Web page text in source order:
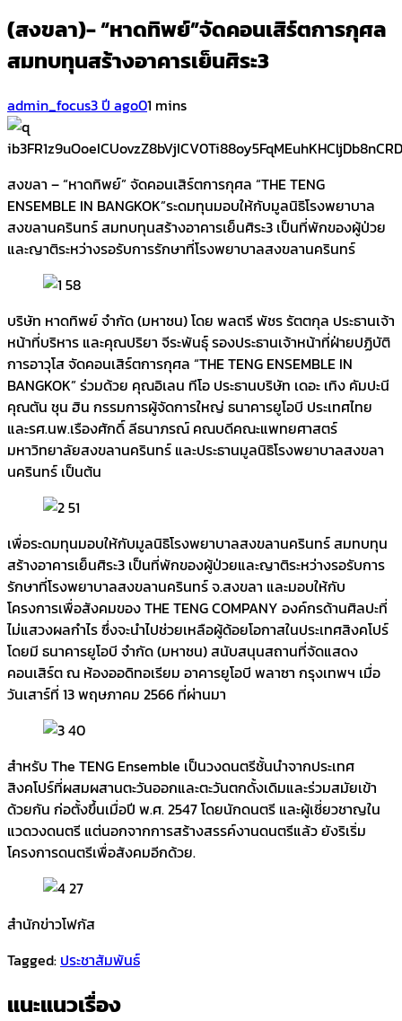
(สงขลา)- “หาดทิพย์”จัดคอนเสิร์ตการกุศล
สมทบทุนสร้างอาคารเย็นศิระ3
admin_focus3 ปี ago01 mins
สงขลา – “หาดทิพย์” จัดคอนเสิร์ตการกุศล “THE TENG
ENSEMBLE IN BANGKOK”ระดมทุนมอบให้กับมูลนิธิโรงพยาบาล
สงขลานครินทร์ สมทบทุนสร้างอาคารเย็นศิระ3 เป็นที่พักของผู้ป่วย
และญาติระหว่างรอรับการรักษาที่โรงพยาบาลสงขลานครินทร์
บริษัท หาดทิพย์ จำกัด (มหาชน) โดย พลตรี พัชร รัตตกุล ประธานเจ้า
หน้าที่บริหาร และคุณปริยา จีระพันธุ์ รองประธานเจ้าหน้าที่ฝ่ายปฏิบัติ
การอาวุโส จัดคอนเสิร์ตการกุศล “THE TENG ENSEMBLE IN
BANGKOK” ร่วมด้วย คุณอิเลน ทีโอ ประธานบริษัท เดอะ เทิง คัมปะนี
คุณตัน ชุน ฮิน กรรมการผู้จัดการใหญ่ ธนาคารยูโอบี ประเทศไทย
และรศ.นพ.เรืองศักดิ์ ลีธนาภรณ์ คณบดีคณะแพทยศาสตร์
มหาวิทยาลัยสงขลานครินทร์ และประธานมูลนิธิโรงพยาบาลสงขลา
นครินทร์ เป็นต้น
เพื่อระดมทุนมอบให้กับมูลนิธิโรงพยาบาลสงขลานครินทร์ สมทบทุน
สร้างอาคารเย็นศิระ3 เป็นที่พักของผู้ป่วยและญาติระหว่างรอรับการ
รักษาที่โรงพยาบาลสงขลานครินทร์ จ.สงขลา และมอบให้กับ
โครงการเพื่อสังคมของ THE TENG COMPANY องค์กรด้านศิลปะที่
ไม่แสวงผลกำไร ซึ่งจะนำไปช่วยเหลือผู้ด้อยโอกาสในประเทศสิงคโปร์
โดยมี ธนาคารยูโอบี จำกัด (มหาชน) สนับสนุนสถานที่จัดแสดง
คอนเสิร์ต ณ ห้องออดิทอเรียม อาคารยูโอบี พลาซา กรุงเทพฯ เมื่อ
วันเสาร์ที่ 13 พฤษภาคม 2566 ที่ผ่านมา
สำหรับ The TENG Ensemble เป็นวงดนตรีชั้นนำจากประเทศ
สิงคโปร์ที่ผสมผสานตะวันออกและตะวันตกดั้งเดิมและร่วมสมัยเข้า
ด้วยกัน ก่อตั้งขึ้นเมื่อปี พ.ศ. 2547 โดยนักดนตรี และผู้เชี่ยวชาญใน
แวดวงดนตรี แต่นอกจากการสร้างสรรค์งานดนตรีแล้ว ยังริเริ่ม
โครงการดนตรีเพื่อสังคมอีกด้วย.
สำนักข่าวโฟกัส
Tagged: ประชาสัมพันธ์
แนะแนวเรื่อง